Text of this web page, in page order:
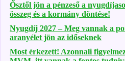
Ősztől jön a pénzeső a
összeg és a kormány döntése!
Nyugdíj 2027 – Meg vannak a
aranyélet jön az időseknek
Most érkezett! Azonnali